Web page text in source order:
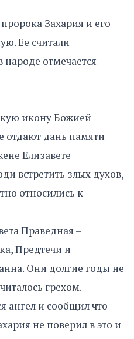
Захария и его
Ее считали
отмечается
икону Божией
отдают дань памяти
Елизавете
встретить злых духов,
относились к
Праведная –
Предтечи и
Они долгие годы не
грехом.
ангел и сообщил что
не поверил в это и